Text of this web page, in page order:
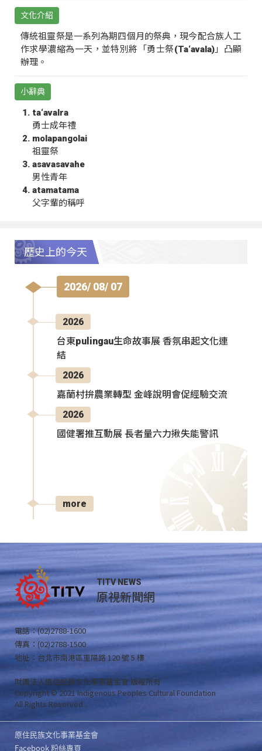
文化介紹
傳統祖靈祭是一系列為期四個月的祭典，現今配合族人工
作求學濃縮為一天，並特別將「勇士祭(Ta‘avala)」凸顯
辦理。
小辭典
ta‘avalra
勇士成年禮
molapangolai
祖靈祭
asavasavahe
男性青年
atamatama
父字輩的稱呼
歷史上的今天
2026/ 08/ 07
2026
台東pulingau生命故事展 香氛串起文化連
結
2026
嘉蘭村拚農業轉型 金峰說明會促經驗交流
2026
國健署推互動展 長者量六力揪失能警訊
more
TITV NEWS
原視新聞網
電話：(02)2788-1600
傳真：(02)2788-1500
地址：台北市南港區重陽路 120 號 5 樓
財團法人原住民族文化事業基金會 版權所有
Copyright © 2021 Indigenous Peoples Cultural Foundation
All Rights Reserved .
原住民族文化事業基金會
Facebook 粉絲專頁